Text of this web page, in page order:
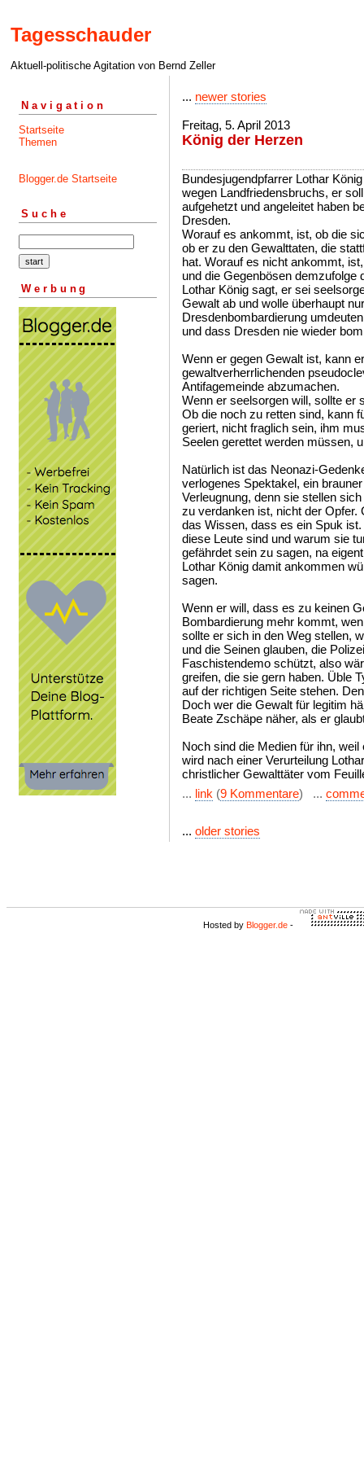
Tagesschauder
Aktuell-politische Agitation von Bernd Zeller
Navigation
Startseite
Themen
Blogger.de Startseite
Suche
Werbung
... newer stories
Freitag, 5. April 2013
König der Herzen
Bundesjugendpfarrer Lothar
wegen Landfriedensbruchs, er
aufgehetzt und angeleitet haben
Dresden.
Worauf es ankommt, ist, ob die
ob er zu den Gewalttaten, die
hat. Worauf es nicht ankommt,
und die Gegenbösen demzufolge
Lothar König sagt, er sei
Gewalt ab und wolle überhaupt
Dresdenbombardierung
und dass Dresden nie wieder
Wenn er gegen Gewalt ist, kann
gewaltverherrlichenden
Antifagemeinde abzumachen.
Wenn er seelsorgen will, sollte er
Ob die noch zu retten sind, kann
geriert, nicht fraglich sein, ihm
Seelen gerettet werden müssen,
Natürlich ist das Neonazi-
verlogenes Spektakel, ein
Verleugnung, denn sie stellen
zu verdanken ist, nicht der Opfer.
das Wissen, dass es ein Spuk
diese Leute sind und warum sie
gefährdet sein zu sagen, na
Lothar König damit ankommen
sagen.
Wenn er will, dass es zu keinen
Bombardierung mehr kommt,
sollte er sich in den Weg stellen,
und die Seinen glauben, die
Faschistendemo schützt, also
greifen, die sie gern haben. Üble
auf der richtigen Seite stehen.
Doch wer die Gewalt für legitim
Beate Zschäpe näher, als er
Noch sind die Medien für ihn,
wird nach einer Verurteilung
christlicher Gewalttäter vom
... link (9 Kommentare) ...
... older stories
Hosted by Blogger.de -